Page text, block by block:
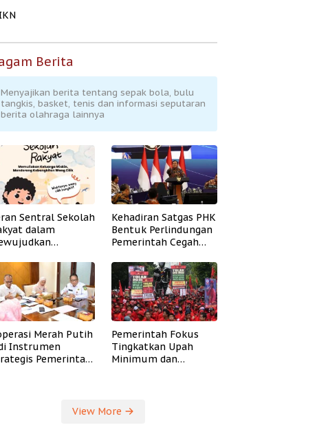
Berita
Menyajikan berita tentang sepak bola, bulu
tangkis, basket, tenis dan informasi seputaran
berita olahraga lainnya
Sentral Sekolah
dalam
Kehadiran Satgas PHK
Bentuk Perlindungan
Pemerintah Cegah
Merah Putih
Instrumen
Pemerintah
Pemerintah Fokus
Tingkatkan Upah
Minimum dan
View More